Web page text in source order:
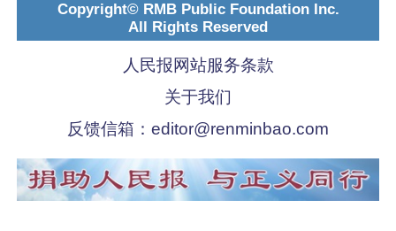
Copyright© RMB Public Foundation Inc.
All Rights Reserved
人民报网站服务条款
关于我们
反馈信箱： editor@renminbao.com